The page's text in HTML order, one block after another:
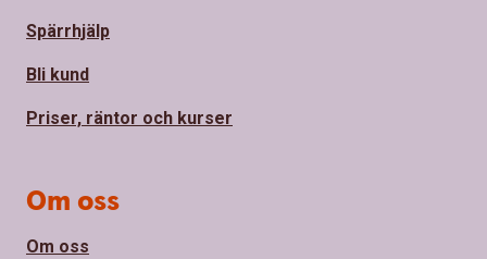
Spärrhjälp
Bli kund
Priser, räntor och kurser
Om oss
Om oss